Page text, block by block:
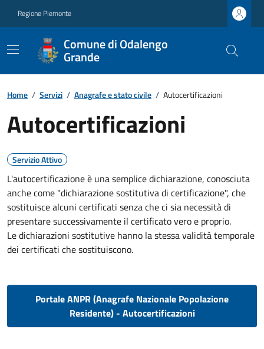
Regione Piemonte
Comune di Odalengo
Grande
Home / Servizi / Anagrafe e stato civile / Autocertificazioni
Autocertificazioni
Servizio Attivo
L'autocertificazione è una semplice dichiarazione, conosciuta
anche come "dichiarazione sostitutiva di certificazione", che
sostituisce alcuni certificati senza che ci sia necessità di
presentare successivamente il certificato vero e proprio.
Le dichiarazioni sostitutive hanno la stessa validità temporale
dei certificati che sostituiscono.
Portale ANPR (Anagrafe Nazionale Popolazione
Residente) - Autocertificazioni